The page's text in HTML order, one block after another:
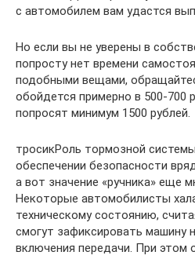
с автомобилем вам удастся
Но если вы не уверены в
попросту нет времени
подобными вещами,
обойдется примерно в 500-700
попросят минимум 1500 рублей.
тросикРоль тормозной
обеспечении безопасности
а вот значение «ручника» еще
Некоторые автомобилисты
техническому состоянию,
смогут зафиксировать машину
включения передачи. При этом